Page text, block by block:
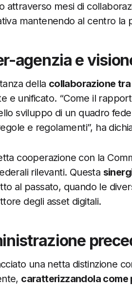
attraverso mesi di
mantenendo al centro la
agenzia e
della collaborazione tra
e unificato. “Come il
sviluppo di un quadro
e regolamenti”, ha
cooperazione con la
rilevanti. Questa
al passato, quando le
degli asset digitali.
una netta distinzione
caratterizzandola come